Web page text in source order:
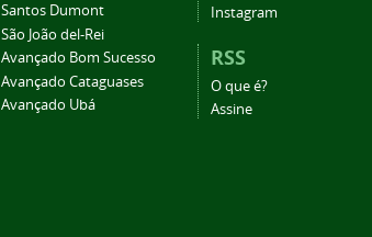
Santos Dumont
São João del-Rei
Avançado Bom Sucesso
Avançado Cataguases
Avançado Ubá
Instagram
RSS
O que é?
Assine